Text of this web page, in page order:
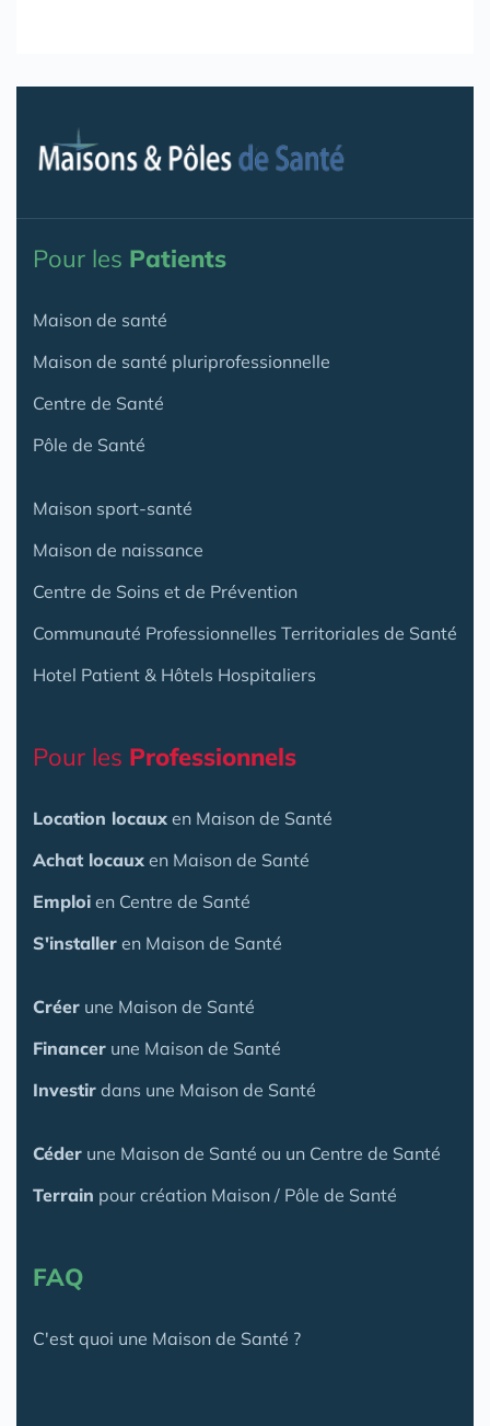
Pour les Patients
Maison de santé
Maison de santé pluriprofessionnelle
Centre de Santé
Pôle de Santé
Maison sport-santé
Maison de naissance
Centre de Soins et de Prévention
Communauté Professionnelles Territoriales de Santé
Hotel Patient & Hôtels Hospitaliers
Pour les Professionnels
Location locaux en Maison de Santé
Achat locaux en Maison de Santé
Emploi en Centre de Santé
S'installer en Maison de Santé
Créer une Maison de Santé
Financer une Maison de Santé
Investir dans une Maison de Santé
Céder une Maison de Santé ou un Centre de Santé
Terrain pour création Maison / Pôle de Santé
FAQ
C'est quoi une Maison de Santé ?